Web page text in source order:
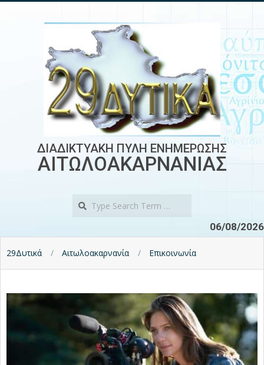
ΔΙΑΔΙΚΤΥΑΚΗ ΠΥΛΗ ΕΝΗΜΕΡΩΣΗΣ
ΑΙΤΩΛΟΑΚΑΡΝΑΝΙΑΣ
06/08/2026
29Δυτικά Αιτωλοακαρνανία Επικοινωνία